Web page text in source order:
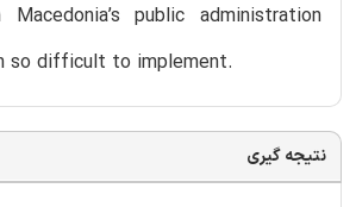
public administration
so difficult to implement.
نتیجه گیری